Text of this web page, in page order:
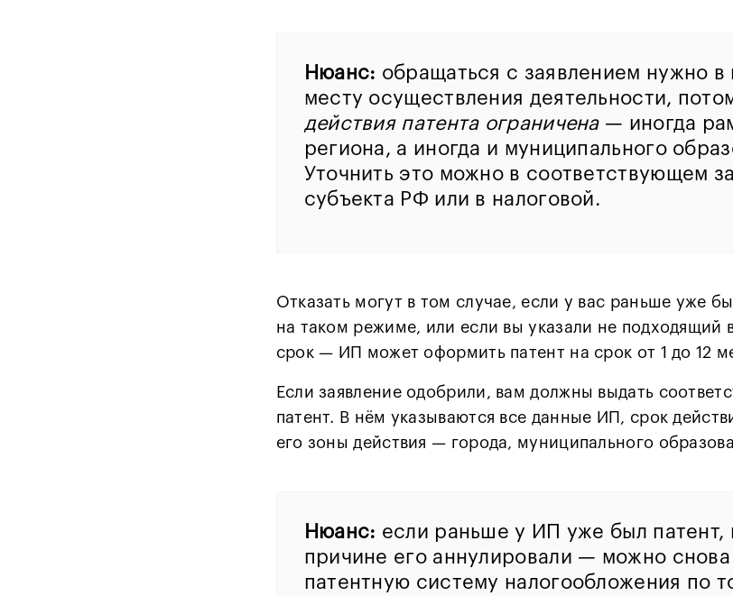
Нюанс: обращаться с заявлением нужно в
месту осуществления деятельности,
действия патента ограничена — иногда
региона, а иногда и муниципального
Уточнить это можно в соответствующем
субъекта РФ или в налоговой.
Отказать могут в том случае, если у вас раньше уже
на таком режиме, или если вы указали не подходящий
срок — ИП может оформить патент на срок от 1 до 12
Если заявление одобрили, вам должны выдать
патент. В нём указываются все данные ИП, срок
его зоны действия — города, муниципального
Нюанс: если раньше у ИП уже был патент,
причине его аннулировали — можно
патентную систему налогообложения по